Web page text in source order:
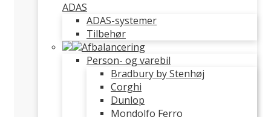
ADAS
ADAS-systemer
Tilbehør
Afbalancering
Person- og varebil
Bradbury by Stenhøj
Corghi
Dunlop
Mondolfo Ferro